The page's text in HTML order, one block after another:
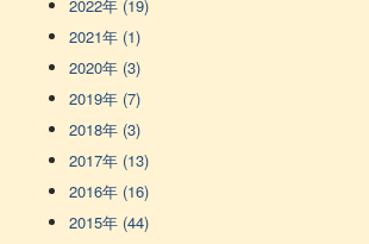
2022年 (19)
2021年 (1)
2020年 (3)
2019年 (7)
2018年 (3)
2017年 (13)
2016年 (16)
2015年 (44)